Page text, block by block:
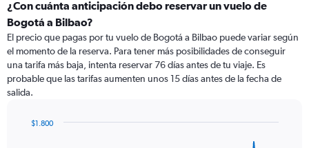
¿Con cuánta anticipación debo reservar un vuelo de
Bogotá a Bilbao?
El precio que pagas por tu vuelo de Bogotá a Bilbao puede variar según
el momento de la reserva. Para tener más posibilidades de conseguir
una tarifa más baja, intenta reservar 76 días antes de tu viaje. Es
probable que las tarifas aumenten unos 15 días antes de la fecha de
salida.
$1.800